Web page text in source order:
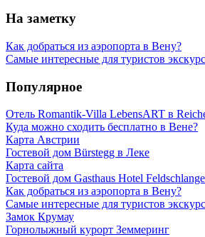
На заметку
Как добраться из аэропорта в Вену?
Самые интересные для туристов
Популярное
Отель Romantik-Villa LebensART в
Куда можно сходить бесплатно в Вене?
Карта Австрии
Гостевой дом Bürstegg в Леке
Карта сайта
Гостевой дом Gasthaus Hotel
Как добраться из аэропорта в Вену?
Самые интересные для туристов
Замок Крумау
Горнолыжный курорт Земмеринг